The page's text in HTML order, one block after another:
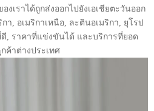
เราได้ถูกส่งออกไปยังเอเชียตะวันออก
า, อเมริกาเหนือ, ละตินอเมริกา, ยุโรป
, ราคาที่แข่งขันได้ และบริการที่ยอด
ค้าต่างประเทศ